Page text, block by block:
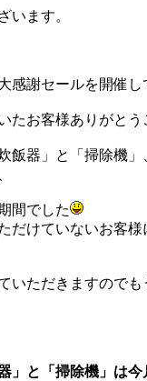
います。
感謝セールを開催し
たお客様ありがとう
飯器」と「掃除機」
間でした
だけていないお客
いただきますのでも
器」と「掃除機」は今